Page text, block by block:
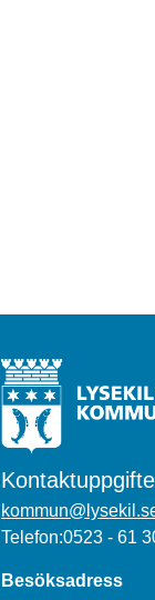
Telefon:0523 - 61
Besöksadress